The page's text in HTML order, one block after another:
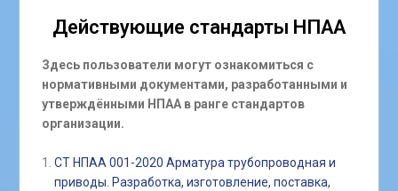
Действующие стандарты НПАА
Здесь пользователи могут ознакомиться с
нормативными документами, разработанными и
утверждёнными НПАА в ранге стандартов
организации.
СТ НПАА 001-2020 Арматура трубопроводная и
приводы. Разработка, изготовление, поставка,